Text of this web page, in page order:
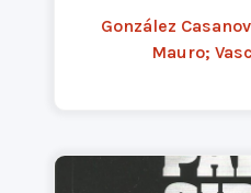
González
Mauro;